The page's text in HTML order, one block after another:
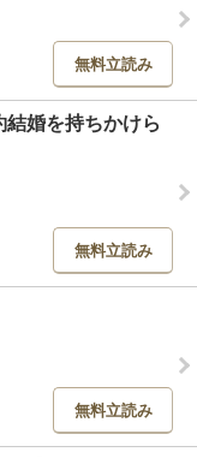
無料立読み
婚を持ちかけら
無料立読み
無料立読み